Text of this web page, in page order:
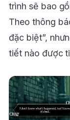
trình sẽ bao
Theo thông
đặc biệt”,
tiết nào được